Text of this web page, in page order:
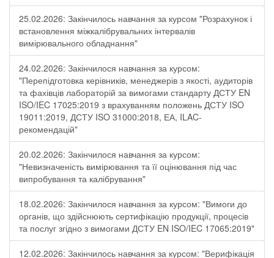
25.02.2026: Закінчилось навчання за курсом "Розрахунок і
встановлення міжкалібрувальних інтервалів
вимірювального обладнання"
24.02.2026: Закінчилося навчання за курсом:
"Перепідготовка керівників, менеджерів з якості, аудиторів
та фахівців лабораторій за вимогами стандарту ДСТУ EN
ISO/IEC 17025:2019 з врахуванням положень ДСТУ ISO
19011:2019, ДСТУ ISO 31000:2018, ЕА, ILAC-
рекомендацій"
20.02.2026: Закінчилося навчання за курсом:
"Невизначеність вимірювання та її оцінювання під час
випробування та калібрування"
18.02.2026: Закінчилося навчання за курсом: "Вимоги до
органів, що здійснюють сертифікацію продукції, процесів
та послуг згідно з вимогами ДСТУ EN ISO/IEC 17065:2019"
12.02.2026: Закінчилось навчання за курсом: "Верифікація